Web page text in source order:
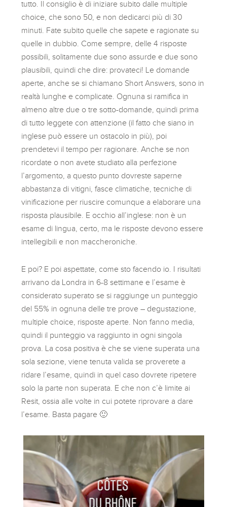
tutto. Il consiglio è di iniziare subito dalle multiple
choice, che sono 50, e non dedicarci più di 30
minuti. Fate subito quelle che sapete e ragionate su
quelle in dubbio. Come sempre, delle 4 risposte
possibili, solitamente due sono assurde e due sono
plausibili, quindi che dire: provateci! Le domande
aperte, anche se si chiamano Short Answers, sono in
realtà lunghe e complicate. Ognuna si ramifica in
almeno altre due o tre sotto-domande, quindi prima
di tutto leggete con attenzione (il fatto che siano in
inglese può essere un ostacolo in più), poi
prendetevi il tempo per ragionare. Anche se non
ricordate o non avete studiato alla perfezione
l’argomento, a questo punto dovreste saperne
abbastanza di vitigni, fasce climatiche, tecniche di
vinificazione per riuscire comunque a elaborare una
risposta plausibile. E occhio all’inglese: non è un
esame di lingua, certo, ma le risposte devono essere
intellegibili e non maccheroniche.
E poi? E poi aspettate, come sto facendo io. I risultati
arrivano da Londra in 6-8 settimane e l’esame è
considerato superato se si raggiunge un punteggio
del 55% in ognuna delle tre prove – degustazione,
multiple choice, risposte aperte. Non fanno media,
quindi il punteggio va raggiunto in ogni singola
prova. La cosa positiva è che se viene superata una
sola sezione, viene tenuta valida se proverete a
ridare l’esame, quindi in quel caso dovrete ripetere
solo la parte non superata. E che non c’è limite ai
Resit, ossia alle volte in cui potete riprovare a dare
l’esame. Basta pagare 🙂